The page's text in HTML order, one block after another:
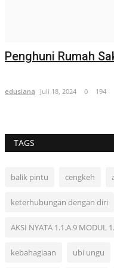
Penghuni Rumah
edusiana Juli 18, 2024 0 194
TAGS
balik pintu cengkeh
keterhubungan dengan diri
AKSI NYATA 1.1.A.9 MODUL
kebahagiaan ubi ungu